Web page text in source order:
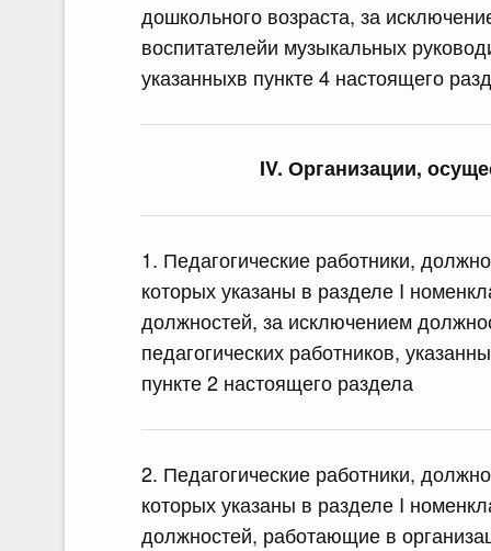
дошкольного возраста, за
воспитателейи музыкальных
указанныхв пункте 4 настоящего
IV. Организации,
1. Педагогические работники,
которых указаны в разделе I
должностей, за исключением
педагогических работников,
пункте 2 настоящего раздела
2. Педагогические работники,
которых указаны в разделе I
должностей, работающие в